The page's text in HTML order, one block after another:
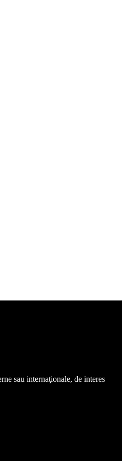
sau internaţionale, de interes